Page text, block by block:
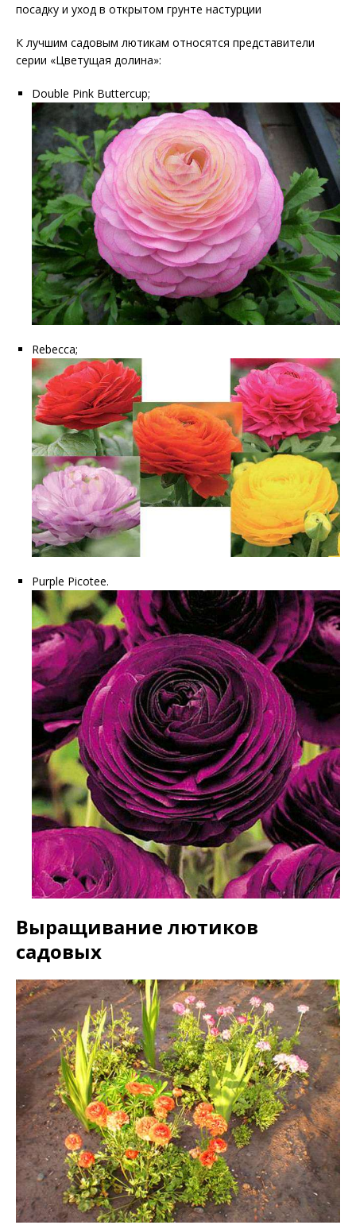
посадку и уход в открытом грунте настурции
К лучшим садовым лютикам относятся представители
серии «Цветущая долина»:
Double Pink Buttercup;
Rebecca;
Purple Picotee.
Выращивание лютиков
садовых